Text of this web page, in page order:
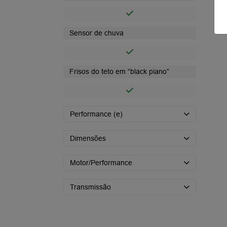
Sensor de chuva
Frisos do teto em “black piano”
Performance (e)
Dimensões
Motor/Performance
Transmissão